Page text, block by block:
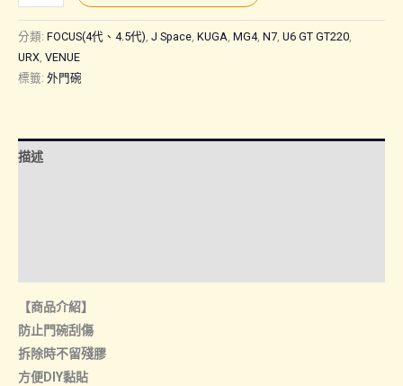
用
商
品
｜
門
分類: FOCUS(4代、4.5代), J Space, KUGA, MG4, N7, U6 GT GT220,
URX, VENUE
標籤: 外門碗
描述
【商品介紹】
防止門碗刮傷
拆除時不留殘膠
方便DIY黏貼